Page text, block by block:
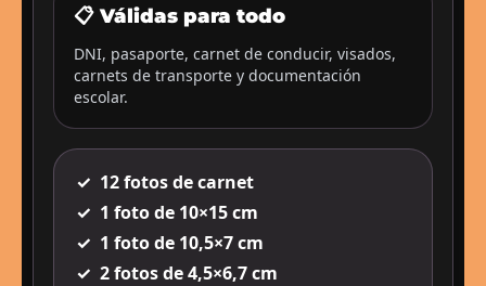
📋 Válidas para todo
DNI, pasaporte, carnet de conducir, visados,
carnets de transporte y documentación
escolar.
✓ 12 fotos de carnet
✓ 1 foto de 10×15 cm
✓ 1 foto de 10,5×7 cm
✓ 2 fotos de 4,5×6,7 cm